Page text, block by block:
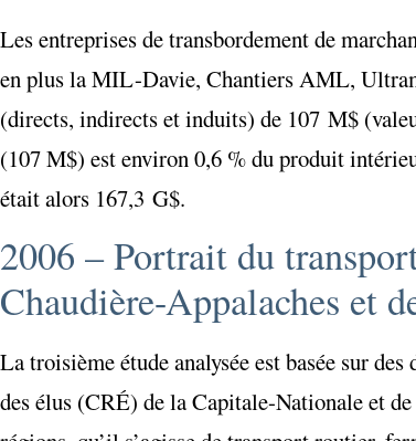
Les entreprises de transbordement de
en plus la MIL-Davie, Chantiers AML,
(directs, indirects et induits) de 107 M$
(107 M$) est environ 0,6 % du produit
était alors 167,3 G$.
2006 – Portrait du
Chaudière-Appalaches et
La troisième étude analysée est basée sur
des élus (CRÉ) de la Capitale-Nationale et